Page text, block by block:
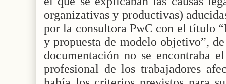
organizativas y productivas)
por la consultora PwC con el título
y propuesta de modelo objetivo”,
documentación no se encontraba
profesional de los trabajadores